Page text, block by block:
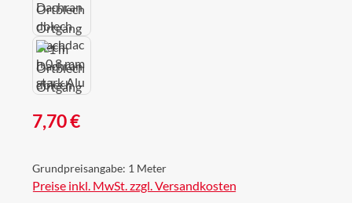
Regulärer Preis:
7,70 €
Grundpreisangabe: 1 Meter
Preise inkl. MwSt. zzgl. Versandkosten